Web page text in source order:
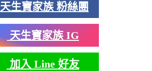
天生寶家族 粉絲團
天生寶家族 IG
加入 Line 好友